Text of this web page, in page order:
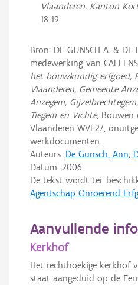
Vlaanderen. Kanton
18-19.
Bron: DE GUNSCH A. & DE
medewerking van
het bouwkundig erfgoed,
Vlaanderen, Gemeente
Anzegem,
Tiegem en Vichte, Bouwen
Vlaanderen WVL27,
werkdocumenten.
Auteurs: De Gunsch, Ann;
Datum: 2006
De tekst wordt ter
Agentschap Onroerend
Aanvullende
Kerkhof
Het rechthoekige kerkhof
staat aangeduid op de